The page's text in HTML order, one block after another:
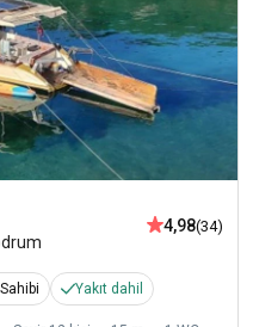
4,98(34)
Yakıt dahil